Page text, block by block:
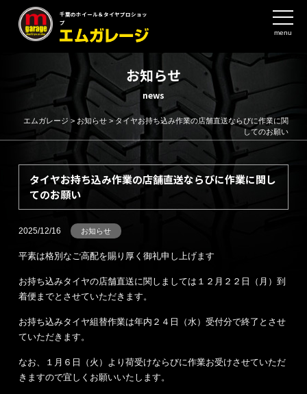
千葉のホイール＆タイヤプロショッ
プ
menu
お知らせ
news
エムガレージ > お知らせ >タイヤお持ち込み作業の店舗直送ならびに作業に関
してのお願い
タイヤお持ち込み作業の店舗直送ならびに作業に関し
てのお願い
2025/12/16 お知らせ
平素は格別なご高配を賜り厚く御礼申し上げます
お持ち込みタイヤの店舗直送に関しましては１２月２２日（月）到
着便までとさせていただきます。
お持ち込みタイヤ組替作業は年内２４日（水）受付分で終了とさせ
ていただきます。
なお、１月６日（火）より荷受けならびに作業お受けさせていただ
きますので宜しくお願いいたします。